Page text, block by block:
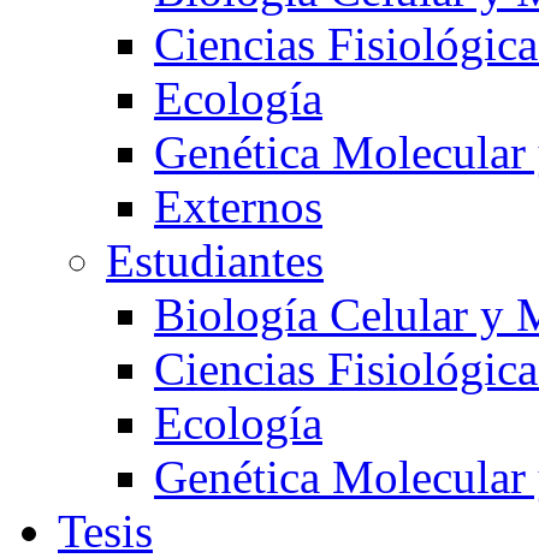
Ciencias
Ecología
Genética
Externos
Estudiantes
Biología Celular y
Ciencias
Ecología
Genética
Tesis